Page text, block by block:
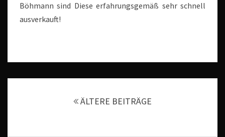
Böhmann sind Diese erfahrungsgemäß sehr schnell
ausverkauft!
ÄLTERE BEITRÄGE